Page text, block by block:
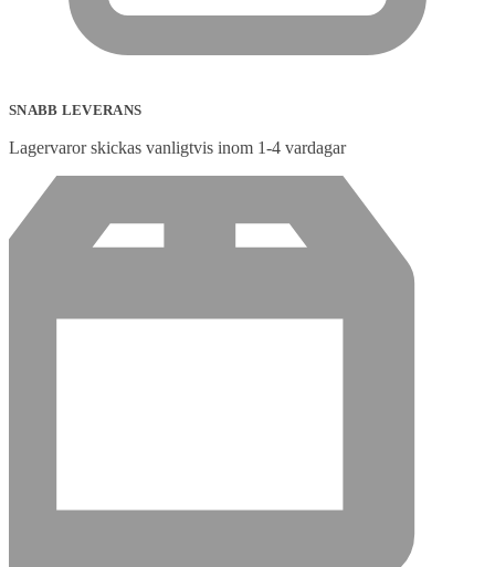
SNABB LEVERANS
Lagervaror skickas vanligtvis inom 1-4 vardagar